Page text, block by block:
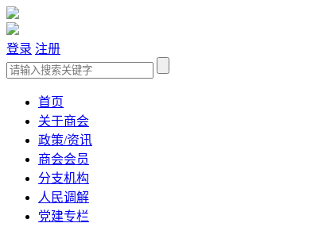
登录 注册
首页
关于商会
政策/资讯
商会会员
分支机构
人民调解
党建专栏